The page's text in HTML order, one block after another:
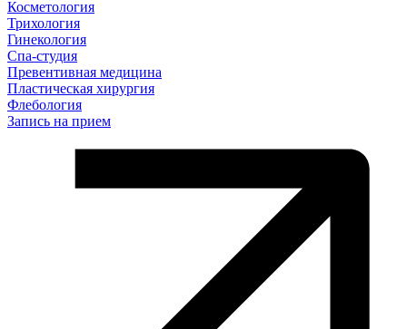
Косметология
Трихология
Гинекология
Спа-студия
Превентивная медицина
Пластическая хирургия
Флебология
Запись на прием